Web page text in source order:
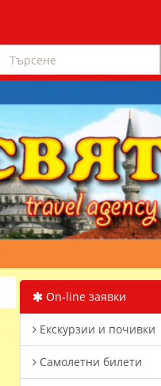
On-line заявки
Екскурзии и почивки
Самолетни билети